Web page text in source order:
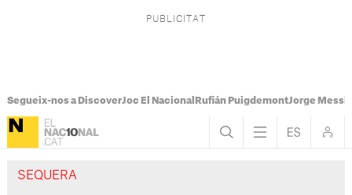
Segueix-nos a DiscoverJoc El Nacional Rufián PuigdemontJorge Messi
SEQUERA